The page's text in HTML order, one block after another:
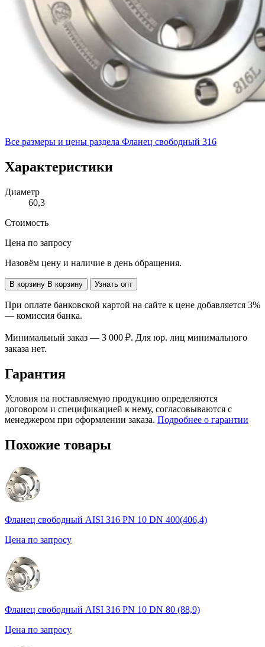
Все размеры и цены раздела Фланец свободный 316
Характеристики
Диаметр
60,3
Стоимость
Цена по запросу
Назовём цену и наличие в день обращения.
В корзину В корзину Узнать опт
При оплате банковской картой на сайте к цене добавляется 3%
— комиссия банка.
Минимальный заказ — 3 000 ₽. Для юр. лиц минимального
заказа нет.
Гарантия
Условия на поставляемую продукцию определяются
договором и спецификацией к нему, согласовываются с
менеджером при оформлении заказа. Подробнее о гарантии
Похожие товары
Фланец свободный AISI 316 PN 10 DN 400(406,4)
Цена по запросу
Фланец свободный AISI 316 PN 10 DN 80 (88,9)
Цена по запросу